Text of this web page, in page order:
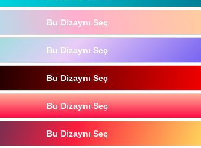
Bu Dizaynı Seç
Bu Dizaynı Seç
Bu Dizaynı Seç
Bu Dizaynı Seç
Bu Dizaynı Seç